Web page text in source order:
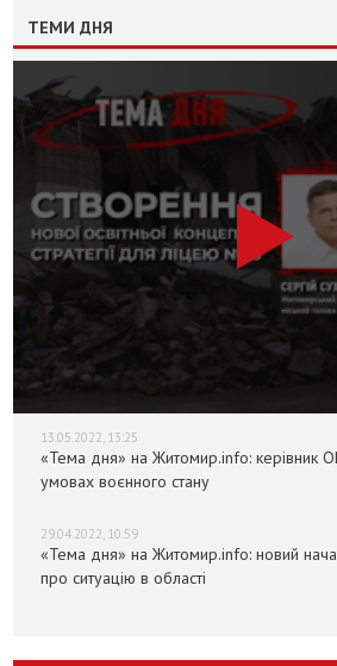
ТЕМИ ДНЯ
13.05.2022, 13:25
«Тема дня» на Житомир.info: керівник
умовах воєнного стану
29.04.2022, 10:59
«Тема дня» на Житомир.info: новий
про ситуацію в області